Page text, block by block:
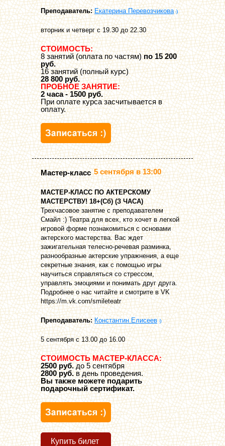
Преподаватель: Екатерина Перевозчикова
вторник и четверг с 19.30 до 22.30
СТОИМОСТЬ:
8 занятий (оплата по частям)по 15 200
руб.
16 занятий (полный курс)
28 800 руб.
ПРОБНОЕ ЗАНЯТИЕ:
2 часа - 1500 руб.
При оплате курса засчитывается в
оплату.
Мастер-класс 5 сентября в 13:00
МАСТЕР-КЛАСС ПО АКТЕРСКОМУ
МАСТЕРСТВУ! 18+(Сб) (З ЧАСА)
Трехчасовое занятие с преподавателем
Смайл :) Театра для всех, кто хочет в легкой
игровой форме познакомиться с основами
актерского мастерства. Вас ждет
зажигательная телесно-речевая разминка,
разнообразные актерские упражнения, а еще
секретные знания, как с помощью игры
научиться справляться со стрессом,
управлять эмоциями и понимать друг друга.
Подробнее о нас читайте и смотрите в VK
https://m.vk.com/smileteatr
Преподаватель: Константин Елисеев
5 сентября с 13.00 до 16.00
СТОИМОСТЬ МАСТЕР-КЛАССА:
2500 руб.до 5 сентября
2800 руб.в день проведения.
Вы также можете подарить
подарочный сертификат.
Купить билет